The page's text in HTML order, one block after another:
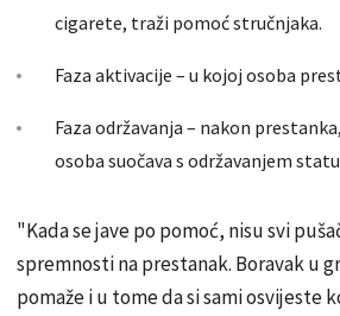
cigarete, traži pomoć stručnjaka.
Faza aktivacije – u kojoj osoba
Faza održavanja – nakon
osoba suočava s održavanjem
"Kada se jave po pomoć, nisu svi
spremnosti na prestanak. Boravak u
pomaže i u tome da si sami osvijeste